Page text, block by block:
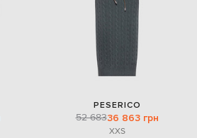
PESERICO
52 68336 863 грн
XXS